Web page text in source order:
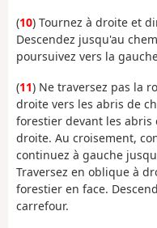
(10) Tournez à droite et
Descendez jusqu'au
poursuivez vers la
(11) Ne traversez pas la
droite vers les abris de
forestier devant les
droite. Au croisement,
continuez à gauche
Traversez en oblique à
forestier en face.
carrefour.